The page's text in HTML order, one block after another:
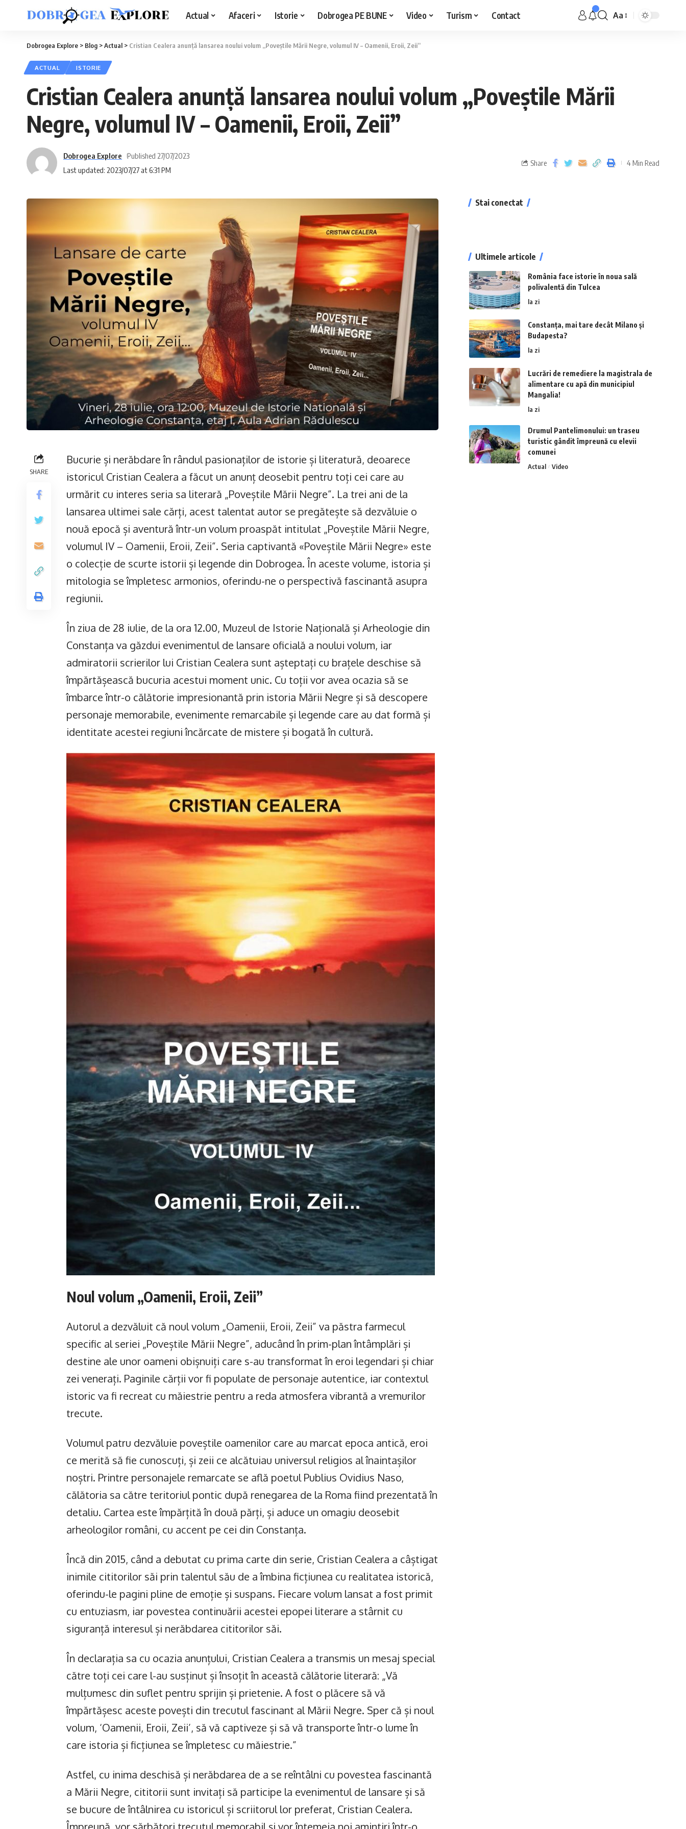
Actual Afaceri Istorie Dobrogea PE BUNE Video Turism Contact Aa
Dobrogea Explore > Blog >Actual > Cristian Cealera anunță lansarea noului volum „Poveștile Mării Negre, volumul IV – Oamenii, Eroii, Zeii”
ACTUAL ISTORIE
Cristian Cealera anunță lansarea noului volum „Poveștile Mării
Negre, volumul IV – Oamenii, Eroii, Zeii”
Last updated: 2023/07/27 at 6:31 PM
Dobrogea Explore Published 27/07/2023
Share 4 Min Read
SHARE
Bucurie și nerăbdare în rândul pasionaților de istorie și literatură, deoarece
istoricul Cristian Cealera a făcut un anunț deosebit pentru toți cei care au
urmărit cu interes seria sa literară „Poveștile Mării Negre”. La trei ani de la
lansarea ultimei sale cărți, acest talentat autor se pregătește să dezvăluie o
nouă epocă și aventură într-un volum proaspăt intitulat „Poveștile Mării Negre,
volumul IV – Oamenii, Eroii, Zeii”. Seria captivantă «Poveștile Mării Negre» este
o colecție de scurte istorii și legende din Dobrogea. În aceste volume, istoria și
mitologia se împletesc armonios, oferindu-ne o perspectivă fascinantă asupra
regiunii.
În ziua de 28 iulie, de la ora 12.00, Muzeul de Istorie Națională și Arheologie din
Constanța va găzdui evenimentul de lansare oficială a noului volum, iar
admiratorii scrierilor lui Cristian Cealera sunt așteptați cu brațele deschise să
împărtășească bucuria acestui moment unic. Cu toții vor avea ocazia să se
îmbarce într-o călătorie impresionantă prin istoria Mării Negre și să descopere
personaje memorabile, evenimente remarcabile și legende care au dat formă și
identitate acestei regiuni încărcate de mistere și bogată în cultură.
Noul volum „Oamenii, Eroii, Zeii”
Autorul a dezvăluit că noul volum „Oamenii, Eroii, Zeii” va păstra farmecul
specific al seriei „Poveștile Mării Negre”, aducând în prim-plan întâmplări și
destine ale unor oameni obișnuiți care s-au transformat în eroi legendari și chiar
zei venerați. Paginile cărții vor fi populate de personaje autentice, iar contextul
istoric va fi recreat cu măiestrie pentru a reda atmosfera vibrantă a vremurilor
trecute.
Volumul patru dezvăluie poveștile oamenilor care au marcat epoca antică, eroi
ce merită să fie cunoscuți, și zeii ce alcătuiau universul religios al înaintașilor
noștri. Printre personajele remarcate se află poetul Publius Ovidius Naso,
călătoria sa către teritoriul pontic după renegarea de la Roma fiind prezentată în
detaliu. Cartea este împărțită în două părți, și aduce un omagiu deosebit
arheologilor români, cu accent pe cei din Constanța.
Încă din 2015, când a debutat cu prima carte din serie, Cristian Cealera a câștigat
inimile cititorilor săi prin talentul său de a îmbina ficțiunea cu realitatea istorică,
oferindu-le pagini pline de emoție și suspans. Fiecare volum lansat a fost primit
cu entuziasm, iar povestea continuării acestei epopei literare a stârnit cu
siguranță interesul și nerăbdarea cititorilor săi.
În declarația sa cu ocazia anunțului, Cristian Cealera a transmis un mesaj special
către toți cei care l-au susținut și însoțit în această călătorie literară: „Vă
mulțumesc din suflet pentru sprijin și prietenie. A fost o plăcere să vă
împărtășesc aceste povești din trecutul fascinant al Mării Negre. Sper că și noul
volum, ‘Oamenii, Eroii, Zeii’, să vă captiveze și să vă transporte într-o lume în
care istoria și ficțiunea se împletesc cu măiestrie.”
Astfel, cu inima deschisă și nerăbdarea de a se reîntâlni cu povestea fascinantă
a Mării Negre, cititorii sunt invitați să participe la evenimentul de lansare și să
se bucure de întâlnirea cu istoricul și scriitorul lor preferat, Cristian Cealera.
Stai conectat
Ultimele articole
România face istorie în noua sală
polivalentă din Tulcea
la zi
Constanța, mai tare decât Milano și
Budapesta?
la zi
Lucrări de remediere la magistrala de
alimentare cu apă din municipiul
Mangalia!
la zi
Drumul Pantelimonului: un traseu
turistic gândit împreună cu elevii
comunei
Actual Video